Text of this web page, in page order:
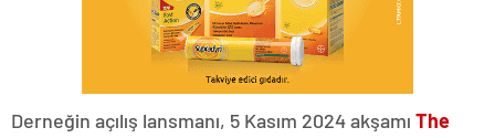
Derneğin açılış lansmanı, 5 Kasım 2024 akşamı The